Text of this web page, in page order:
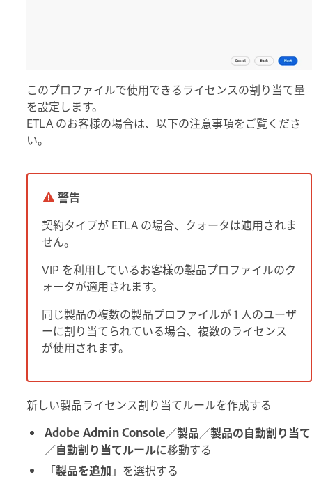
このプロファイルで使用できるライセンスの割り当て量
を設定します。
ETLA のお客様の場合は、以下の注意事項をご覧くださ
い。
警告
契約タイプが ETLA の場合、クォータは適用されま
せん。
VIP を利用しているお客様の製品プロファイルのク
ォータが適用されます。
同じ製品の複数の製品プロファイルが 1 人のユーザ
ーに割り当てられている場合、複数のライセンス
が使用されます。
新しい製品ライセンス割り当てルールを作成する
Adobe Admin Console／製品／製品の自動割り当て
／自動割り当てルールに移動する
「製品を追加 」を選択する